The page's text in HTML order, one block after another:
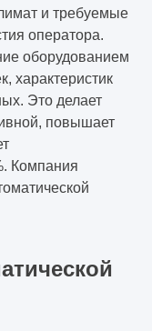
и требуемые
оператора.
оборудованием
характеристик
Это делает
повышает
Компания